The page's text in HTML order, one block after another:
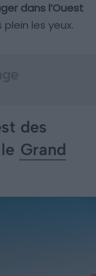
dans l’Ouest
les yeux.
des
Grand